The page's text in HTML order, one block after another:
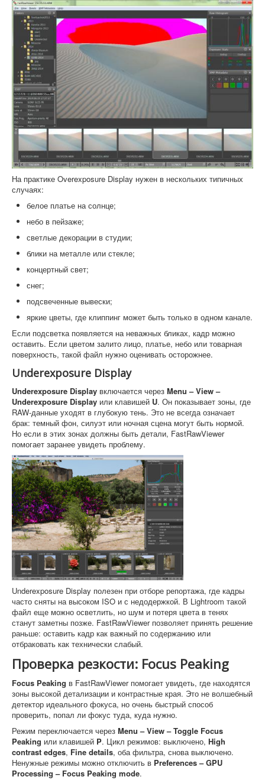
На практике Overexposure Display нужен в нескольких типичных
случаях:
белое платье на солнце;
небо в пейзаже;
светлые декорации в студии;
блики на металле или стекле;
концертный свет;
снег;
подсвеченные вывески;
яркие цветы, где клиппинг может быть только в одном канале.
Если подсветка появляется на неважных бликах, кадр можно
оставить. Если цветом залито лицо, платье, небо или товарная
поверхность, такой файл нужно оценивать осторожнее.
Underexposure Display
Underexposure Display включается через Menu – View –
Underexposure Display или клавишей U. Он показывает зоны, где
RAW-данные уходят в глубокую тень. Это не всегда означает
брак: темный фон, силуэт или ночная сцена могут быть нормой.
Но если в этих зонах должны быть детали, FastRawViewer
помогает заранее увидеть проблему.
Underexposure Display полезен при отборе репортажа, где кадры
часто сняты на высоком ISO и с недодержкой. В Lightroom такой
файл еще можно осветлить, но шум и потеря цвета в тенях
станут заметны позже. FastRawViewer позволяет принять решение
раньше: оставить кадр как важный по содержанию или
отбраковать как технически слабый.
Проверка резкости: Focus Peaking
Focus Peaking в FastRawViewer помогает увидеть, где находятся
зоны высокой детализации и контрастные края. Это не волшебный
детектор идеального фокуса, но очень быстрый способ
проверить, попал ли фокус туда, куда нужно.
Режим переключается через Menu – View – Toggle Focus
Peaking или клавишей P. Цикл режимов: выключено, High
contrast edges, Fine details, оба фильтра, снова выключено.
Ненужные режимы можно отключить в Preferences – GPU
Processing – Focus Peaking mode.